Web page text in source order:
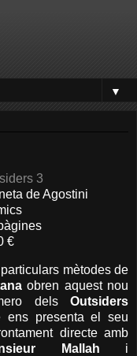
▼
3
de Agostini
€
mètodes de
obren aquest nou
dels Outsiders
ens presenta el seu
directe amb
Mallah i